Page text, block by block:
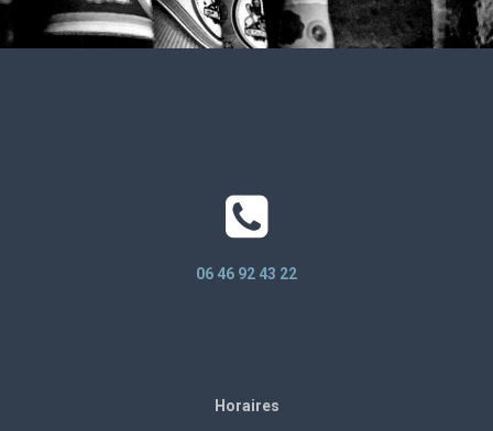
06 46 92 43 22
Horaires